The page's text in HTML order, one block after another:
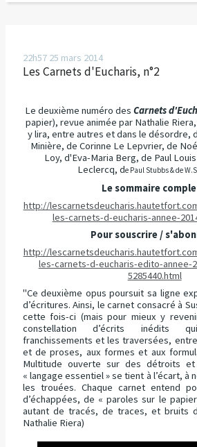
22h57 25 mars 2014
Les Carnets d'Eucharis, n°2
Le deuxième numéro desCarnets
papier), revue animée par Nathalie
y lira, entre autres et dans le désordre,
Minière, de Corinne Le Lepvrier, de
Loy, d'Eva-Maria Berg, de Paul
Leclercq, de Paul Stubbs & de
Le sommaire
http://
les-carnets-d-eucharis-annee-
Pour souscrire /
http://
les-carnets-d-eucharis-edito-annee-
5285440.html
"Ce deuxième opus poursuit sa ligne
d’écritures. Ainsi, le carnet consacré à
cette fois-ci (mais pour mieux y
constellation d’écrits inédits
franchissements et les traversées,
et de proses, aux formes et aux
Multitude ouverte sur des détroits
« langage essentiel » se tient à l’écart, à
les trouées. Chaque carnet entend
d’échappées, de « paroles sur le
autant de tracés, de traces, et bruits
Nathalie Riera)